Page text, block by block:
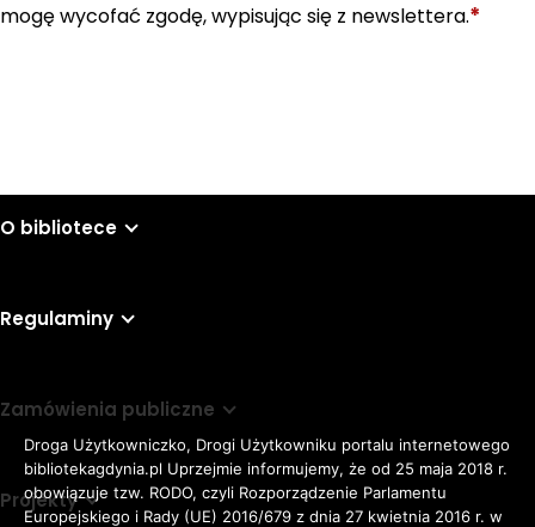
mogę wycofać zgodę, wypisując się z newslettera.*
O bibliotece
Regulaminy
Zamówienia publiczne
Projekty
Droga Użytkowniczko, Drogi Użytkowniku portalu internetowego
bibliotekagdynia.pl Uprzejmie informujemy, że od 25 maja 2018 r.
obowiązuje tzw. RODO, czyli Rozporządzenie Parlamentu
Europejskiego i Rady (UE) 2016/679 z dnia 27 kwietnia 2016 r. w